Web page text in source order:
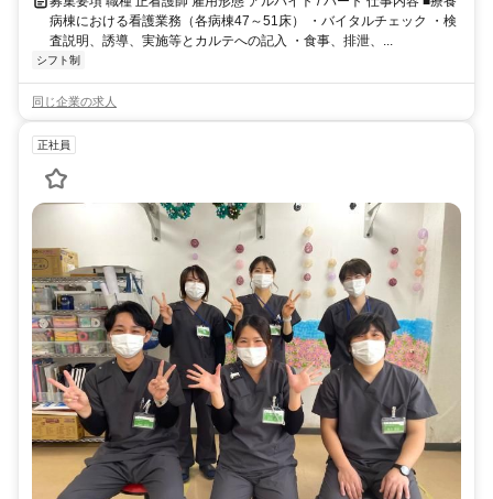
病棟における看護業務（各病棟47～51床） ・バイタルチェック ・検
査説明、誘導、実施等とカルテへの記入 ・食事、排泄、...
シフト制
同じ企業の求人
正社員